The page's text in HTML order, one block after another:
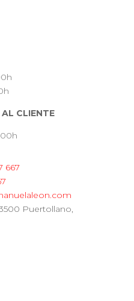
CLIENTE
667
Puertollano,